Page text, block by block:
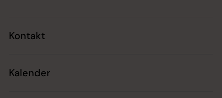
Kontakt
Kalender